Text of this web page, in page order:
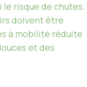
risque de chutes.
doivent être
à mobilité réduite
et des